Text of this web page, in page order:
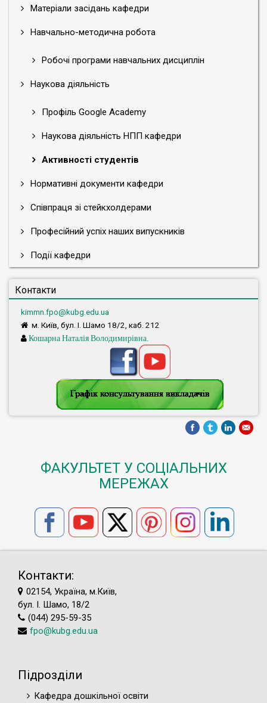
Матеріали засідань кафедри
Навчально-методична робота
Робочі програми навчальних дисциплін
Наукова діяльність
Профіль Google Academy
Наукова діяльність НПП кафедри
Активності студентів
Нормативні документи кафедри
Співпраця зі стейкхолдерами
Професійний успіх наших випускників
Події кафедри
Контакти
kimmn.fpo@kubg.edu.ua
м. Київ, бул. І. Шамо 18/2, каб. 212
Кошарна Наталія Володимирівна.
ФАКУЛЬТЕТ У СОЦІАЛЬНИХ
МЕРЕЖАХ
Контакти:
02154, Україна, м.Київ,
бул. І. Шамо, 18/2
(044) 295-59-35
fpo@kubg.edu.ua
Підрозділи
Кафедра дошкільної освіти